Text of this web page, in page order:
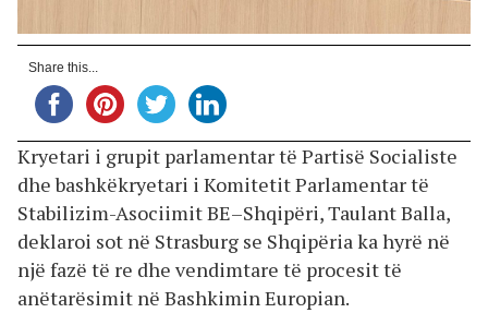
Share this...
Kryetari i grupit parlamentar të Partisë Socialiste
dhe bashkëkryetari i Komitetit Parlamentar të
Stabilizim-Asociimit BE–Shqipëri, Taulant Balla,
deklaroi sot në Strasburg se Shqipëria ka hyrë në
një fazë të re dhe vendimtare të procesit të
anëtarësimit në Bashkimin Europian.